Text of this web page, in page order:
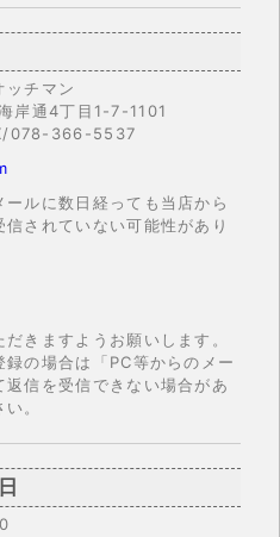
ッチマン
岸通4丁目1-7-1101
078-366-5537
ルに数日経っても当店から
されていない可能性があり
きますようお願いします。
の場合は「PC等からのメー
信を受信できない場合があ
。